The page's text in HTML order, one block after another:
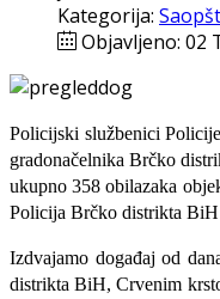
Kategorija:
Objavljeno: 02
Policijski službenici
gradonačelnika Brčko
ukupno 358 obilazaka
Policija Brčko distrikta
Izdvajamo događaj od
distrikta BiH, Crvenim